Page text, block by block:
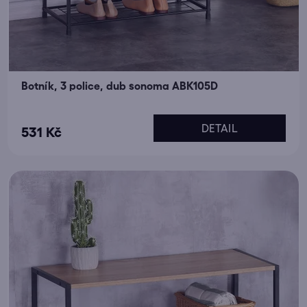
Botník, 3 police, dub sonoma ABK105D
hodnocení
je
hvězdiček.
531 Kč DETAIL